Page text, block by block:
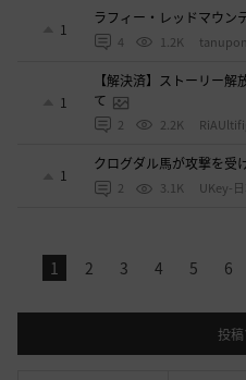
1
ラフィー・レッドマウン
4 1.2K tanupon
1
【解決済】ストーリー
て
2 2.2K
1
クログダル馬が攻撃を受
2 3.1K UKey-
1 2 3 4 5 6
投